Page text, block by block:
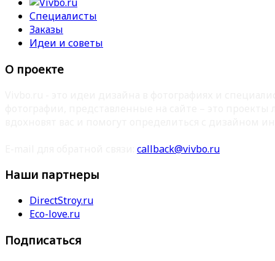
Специалисты
Заказы
Идеи и советы
О проекте
callback@vivbo.ru
Наши партнеры
DirectStroy.ru
Eco-love.ru
Подписаться